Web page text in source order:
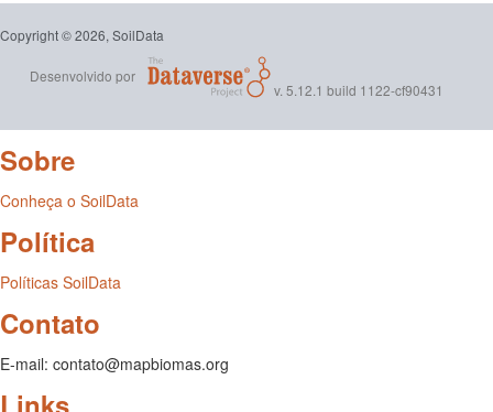
Copyright © 2026, SoilData
Desenvolvido por
v. 5.12.1 build 1122-cf90431
Sobre
Conheça o SoilData
Política
Políticas SoilData
Contato
E-mail: contato@mapbiomas.org
Links